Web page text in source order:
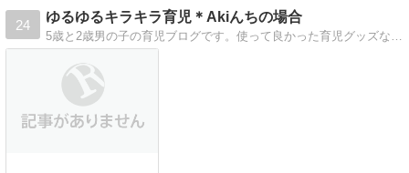
24
ゆるゆるキラキラ育児＊Akiんちの場合